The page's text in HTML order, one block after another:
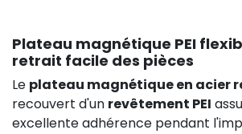
Plateau magnétique PEI
retrait facile des pièces
Le plateau magnétique en acier
recouvert d'un revêtement PEI
excellente adhérence pendant